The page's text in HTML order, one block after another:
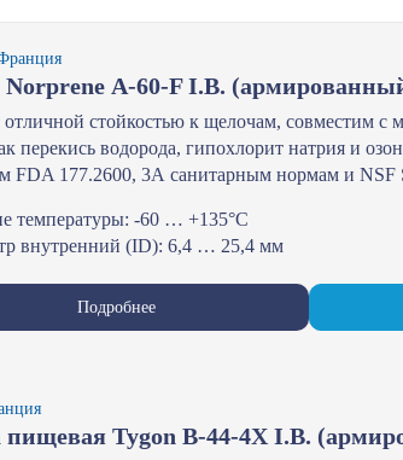
А-60-F I.B.
отличной стойкостью к щелочам, совместим с
перекись водорода, гипохлорит натрия и
FDA 177.2600, 3А санитарным нормам и NSF
температуры: -60 … +135°С
внутренний (ID): 6,4 … 25,4 мм
Подробнее
пищевая Tygon В-44-4Х I.B.